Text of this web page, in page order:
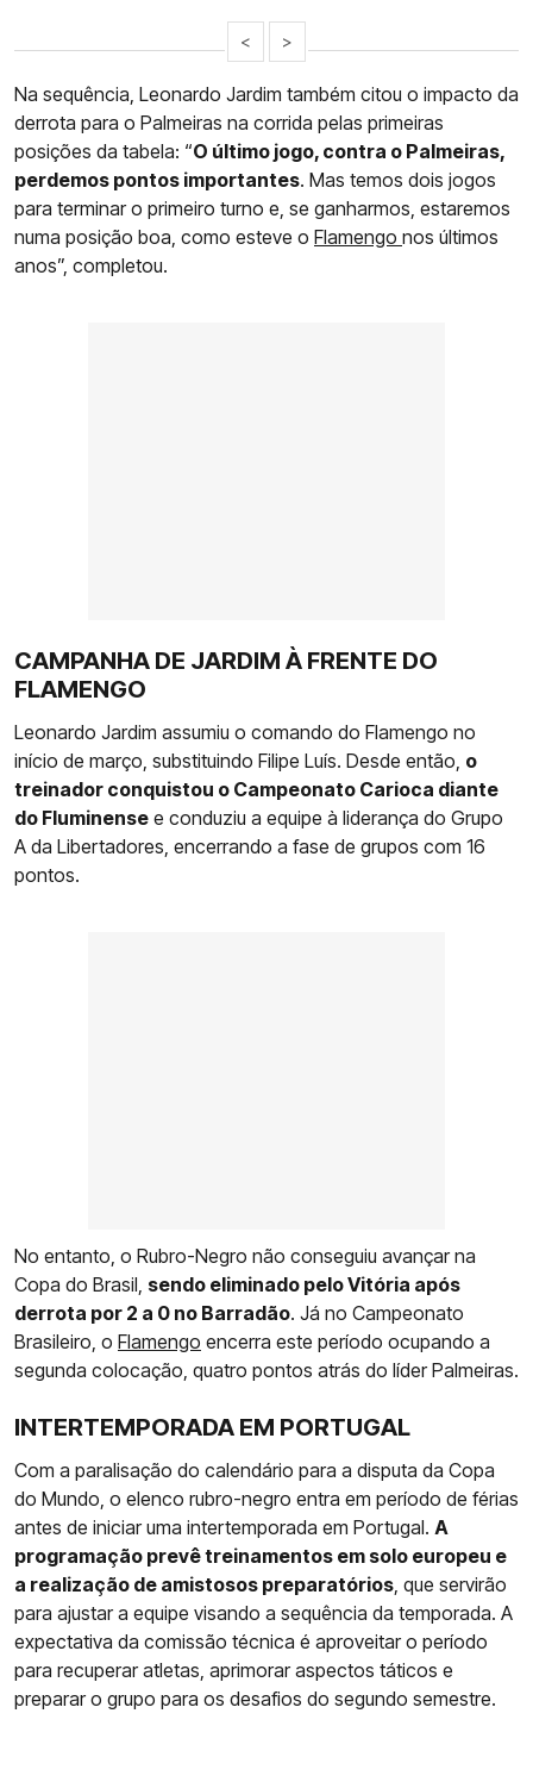
< >
Na sequência, Leonardo Jardim também citou o impacto da
derrota para o Palmeiras na corrida pelas primeiras
posições da tabela: “O último jogo, contra o Palmeiras,
perdemos pontos importantes. Mas temos dois jogos
para terminar o primeiro turno e, se ganharmos, estaremos
numa posição boa, como esteve o Flamengo nos últimos
anos”, completou.
CAMPANHA DE JARDIM À FRENTE DO
FLAMENGO
Leonardo Jardim assumiu o comando do Flamengo no
início de março, substituindo Filipe Luís. Desde então, o
treinador conquistou o Campeonato Carioca diante
do Fluminense e conduziu a equipe à liderança do Grupo
A da Libertadores, encerrando a fase de grupos com 16
pontos.
No entanto, o Rubro-Negro não conseguiu avançar na
Copa do Brasil, sendo eliminado pelo Vitória após
derrota por 2 a 0 no Barradão. Já no Campeonato
Brasileiro, o Flamengo encerra este período ocupando a
segunda colocação, quatro pontos atrás do líder Palmeiras.
INTERTEMPORADA EM PORTUGAL
Com a paralisação do calendário para a disputa da Copa
do Mundo, o elenco rubro-negro entra em período de férias
antes de iniciar uma intertemporada em Portugal. A
programação prevê treinamentos em solo europeu e
a realização de amistosos preparatórios, que servirão
para ajustar a equipe visando a sequência da temporada. A
expectativa da comissão técnica é aproveitar o período
para recuperar atletas, aprimorar aspectos táticos e
preparar o grupo para os desafios do segundo semestre.